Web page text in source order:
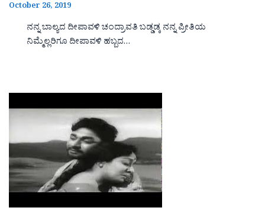
October 26, 2019
ನನ್ನ ಬಾಲ್ಯದ ದೀಪಾವಳಿ ಚಂದ್ರಾವತಿ ಬಡ್ಡಡ್ಕ ನನ್ನ ಪ್ರೀತಿಯ
ನಿಮ್ಮೆಲ್ಲರಿಗೂ ದೀಪಾವಳಿ ಹಬ್ಬದ…